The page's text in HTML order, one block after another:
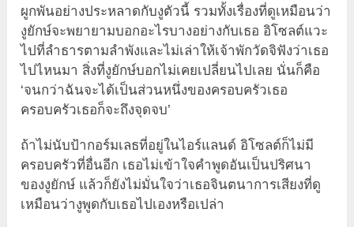
ผูกพันอย่างประหลาดกับงูตัวนี้ รวมทั้งเรื่องที่ดูเหมือนว่า
งูยักษ์จะพยายามบอกอะไรบางอย่างกับเธอ อิโซลต์แวะ
ไปที่ลำธารตามลำพังและไม่เล่าให้เจ้าพักวัดจิฟังว่าเธอ
ไปไหนมา สิ่งที่งูยักษ์บอกไม่เคยเปลี่ยนไปเลย นั่นก็คือ
‘จนกว่าฉันจะได้เป็นส่วนหนึ่งของครอบครัวเธอ
ครอบครัวเธอก็จะถึงจุดจบ’
ถ้าไม่นับป้ากอร์มเลธที่อยู่ในไอร์แลนด์ อิโซลต์ก็ไม่มี
ครอบครัวที่อื่นอีก เธอไม่เข้าใจคำพูดอันเป็นปริศนา
ของงูยักษ์ แล้วก็ยังไม่มั่นใจว่าเธอจินตนาการเสียงที่ดู
เหมือนว่างูพูดกับเธอไปเองหรือเปล่า